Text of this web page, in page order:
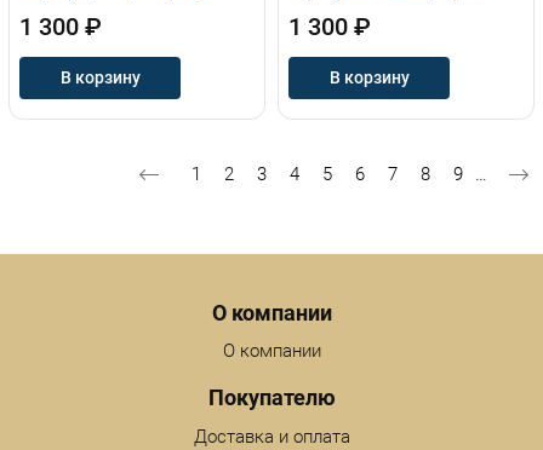
1 300 ₽
В корзину
1 300 ₽
В корзину
Нумерация страниц
Страница
1 Текущая страница
2 Страница
3 Страница
4 Страница
5 Страница
6 Страница
7 Страница
8 Страница
9
О компании
О компании
Покупателю
Доставка и оплата